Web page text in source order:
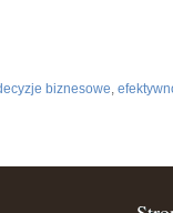
biznesowe,